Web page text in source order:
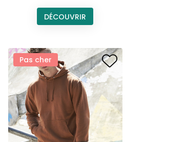
DÉCOUVRIR
Pas cher